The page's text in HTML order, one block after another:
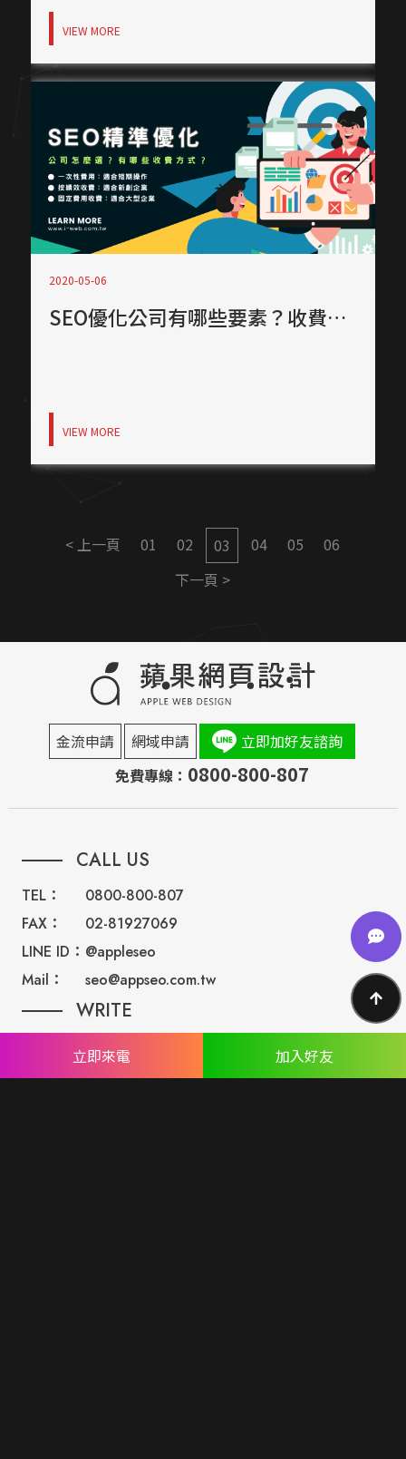
VIEW MORE
2020-05-06
SEO優化公司有哪些要素？收費怎麼算？讓蘋果為你把關
VIEW MORE
< 上一頁 01 02 03 04 05
06
下一頁 >
金流申請 網域申請
立即加好友諮詢
免費專線： 0800-800-807
CALL US
TEL：
0800-800-807
FAX：
02-81927069
LINE ID： @appleseo
Mail：
seo@appseo.com.tw
WRITE
台南總公司：台南市北區西門路四段533巷77號
台北分公司：台北市內湖區民權東路六段191巷14號
立即來電 加入好友